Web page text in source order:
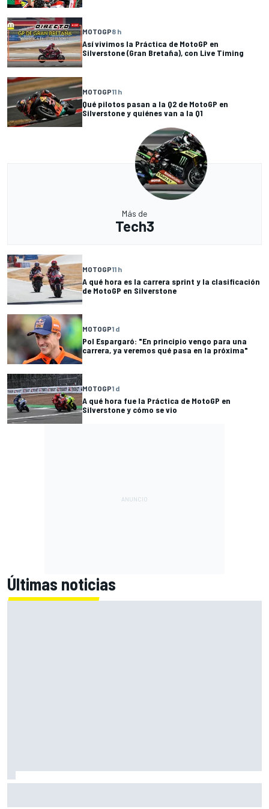
MOTOGP8 h
Así vivimos la Práctica de MotoGP en
Silverstone (Gran Bretaña), con Live Timing
MOTOGP11 h
Qué pilotos pasan a la Q2 de MotoGP en
Silverstone y quiénes van a la Q1
Más de
Tech3
MOTOGP11 h
A qué hora es la carrera sprint y la clasificación
de MotoGP en Silverstone
MOTOGP1 d
Pol Espargaró: "En principio vengo para una
carrera, ya veremos qué pasa en la próxima"
MOTOGP1 d
A qué hora fue la Práctica de MotoGP en
Silverstone y cómo se vio
Últimas noticias